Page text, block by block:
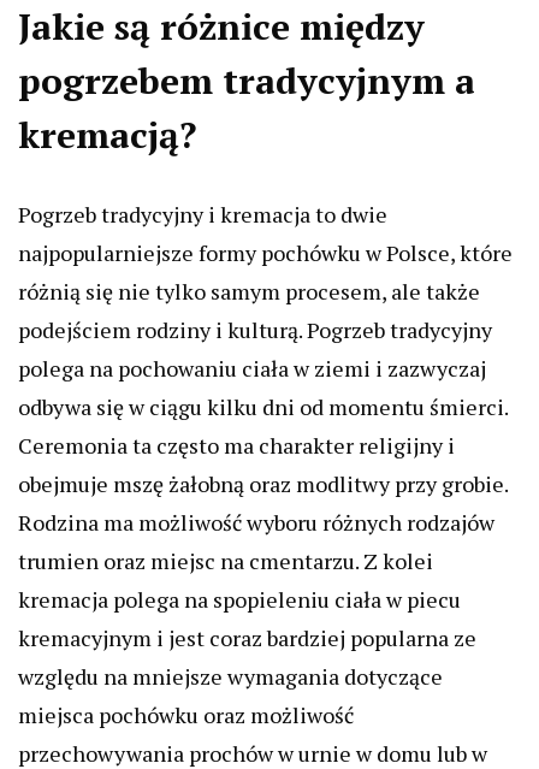
Jakie są różnice między
pogrzebem tradycyjnym a
kremacją?
Pogrzeb tradycyjny i kremacja to dwie
najpopularniejsze formy pochówku w Polsce, które
różnią się nie tylko samym procesem, ale także
podejściem rodziny i kulturą. Pogrzeb tradycyjny
polega na pochowaniu ciała w ziemi i zazwyczaj
odbywa się w ciągu kilku dni od momentu śmierci.
Ceremonia ta często ma charakter religijny i
obejmuje mszę żałobną oraz modlitwy przy grobie.
Rodzina ma możliwość wyboru różnych rodzajów
trumien oraz miejsc na cmentarzu. Z kolei
kremacja polega na spopieleniu ciała w piecu
kremacyjnym i jest coraz bardziej popularna ze
względu na mniejsze wymagania dotyczące
miejsca pochówku oraz możliwość
przechowywania prochów w urnie w domu lub w